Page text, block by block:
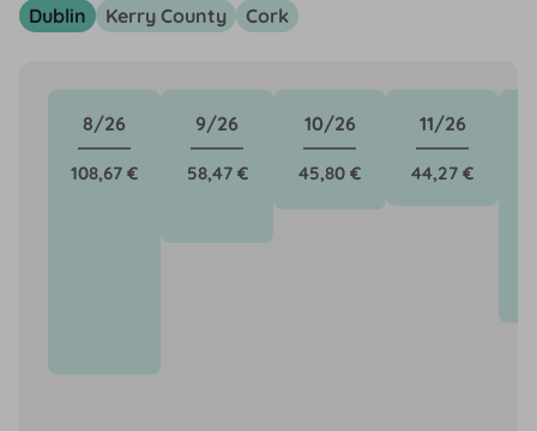
Dublin Kerry County Cork
8/26
108,67 €
9/26
58,47 €
10/26
45,80 €
11/26
44,27 €